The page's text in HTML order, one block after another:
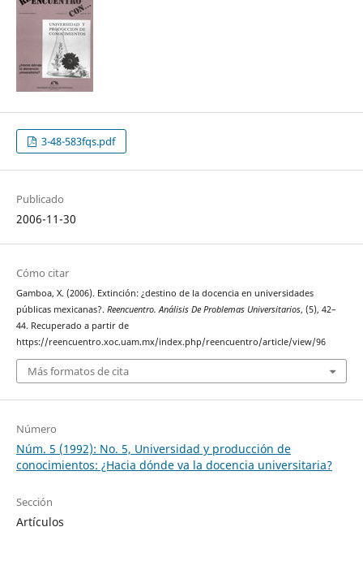
3-48-583fqs.pdf
Publicado
2006-11-30
Cómo citar
Gamboa, X. (2006). Extinción: ¿destino de la docencia en universidades
públicas mexicanas?. Reencuentro. Análisis De Problemas Universitarios, (5), 42–
44. Recuperado a partir de
https://reencuentro.xoc.uam.mx/index.php/reencuentro/article/view/96
Más formatos de cita
Número
Núm. 5 (1992): No. 5, Universidad y producción de
conocimientos: ¿Hacia dónde va la docencia universitaria?
Sección
Artículos